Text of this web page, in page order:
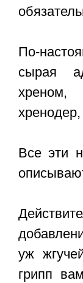
По-
сырая
хреном,
Все эти
уж
грипп